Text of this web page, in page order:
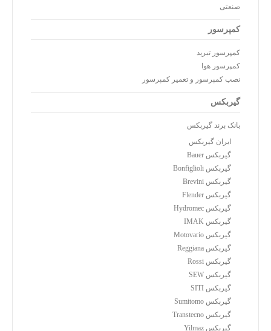
صنعتی
کمپرسور
کمپرسور تبرید
کمپرسور هوا
نصب کمپرسور و تعمیر کمپرسور
گیربکس
بانک برند گیربکس
ایران گیربکس
گیربکس Bauer
گیربکس Bonfiglioli
گیربکس Brevini
گیربکس Flender
گیربکس Hydromec
گیربکس IMAK
گیربکس Motovario
گیربکس Reggiana
گیربکس Rossi
گیربکس SEW
گیربکس SITI
گیربکس Sumitomo
گیربکس Transtecno
گیربکس Yilmaz